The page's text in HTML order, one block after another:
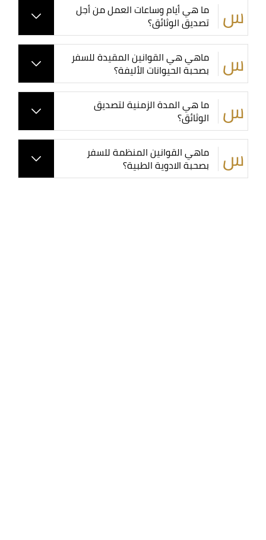
ما هي أيام وساعات العمل من أجل
تصديق الوثائق؟
ماهي هي القوانين المقيدة للسفر
بصحبة الحيوانات الأليفة؟
ما هي المدة الزمنية لتصديق
الوثائق؟
ماهي القوانين المنظمة للسفر
بصحبة الادوية الطبية؟